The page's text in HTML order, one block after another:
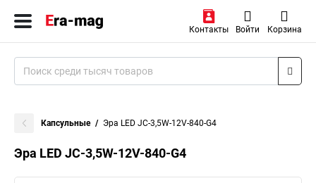
Контакты Войти Корзина
Капсульные Эра LED JC-3,5W-12V-840-G4
Эра LED JC-3,5W-12V-840-G4